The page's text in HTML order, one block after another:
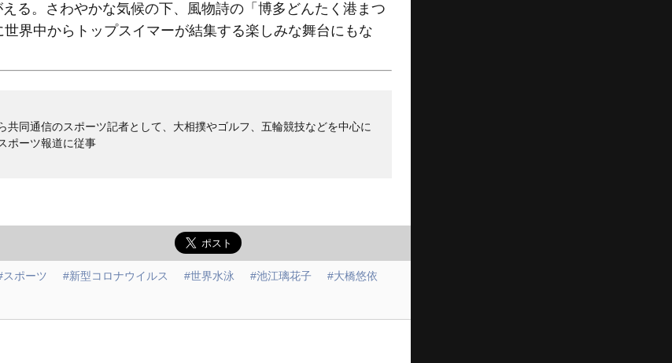
る。さわやかな気候の下、風物詩の「博多どんたく港まつ
界中からトップスイマーが結集する楽しみな舞台にもな
共同通信のスポーツ記者として、大相撲やゴルフ、五輪競技などを中心に
ポーツ報道に従事
スポーツ #新型コロナウイルス #世界水泳 #池江璃花子 #大橋悠依